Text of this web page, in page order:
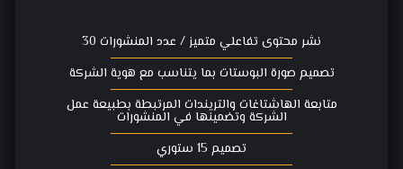
نشر محتوى تفاعلي متميز / عدد المنشورات 30
تصميم صورة البوستات بما يتناسب مع هوية الشركة
متابعة الهاشتاغات والتريندات المرتبطة بطبيعة عمل
الشركة وتضمينها في المنشورات
تصميم 15 ستوري